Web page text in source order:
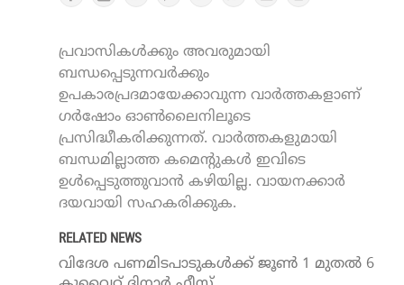
പ്രവാസികൾക്കും അവരുമായി
ബന്ധപ്പെടുന്നവർക്കും
ഉപകാരപ്രദമായേക്കാവുന്ന വാർത്തകളാണ്
ഗർഷോം ഓൺലൈനിലൂടെ
പ്രസിദ്ധീകരിക്കുന്നത്. വാർത്തകളുമായി
ബന്ധമില്ലാത്ത കമെന്റുകൾ ഇവിടെ
ഉൾപ്പെടുത്തുവാൻ കഴിയില്ല. വായനക്കാർ
ദയവായി സഹകരിക്കുക.
RELATED NEWS
വിദേശ പണമിടപാടുകൾക്ക് ജൂണ്‍ 1 മുതല്‍ 6